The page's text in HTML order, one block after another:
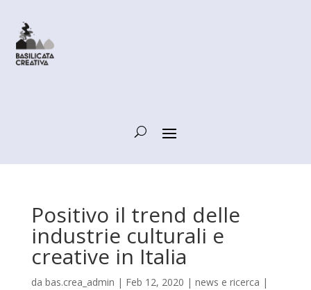
Positivo il trend delle
industrie culturali e
creative in Italia
da bas.crea_admin | Feb 12, 2020 | news e ricerca |